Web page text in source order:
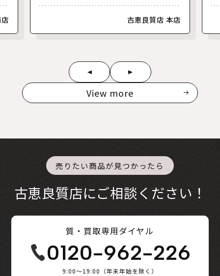
古恵良質店 本店
View more
売りたい商品が見つかったら
古恵良質店にご相談ください！
質・買取専用ダイヤル
0120-962-226
9:00～19:00（年末年始を除く）